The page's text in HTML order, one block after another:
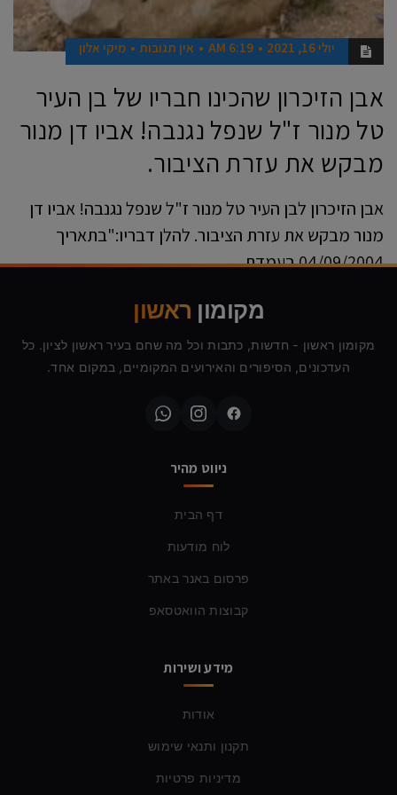
יולי 16, 2021 6:19 AM אין תגובות מיקי אלון
אבן הזיכרון שהכינו חבריו של בן העיר
טל מנור ז"ל שנפל נגנבה! אביו דן מנור
מבקש את עזרת הציבור.
אבן הזיכרון לבן העיר טל מנור ז"ל שנפל נגנבה! אביו דן
מנור מבקש את עזרת הציבור. להלן דבריו:"בתאריך
04/09/2004 בעמדת
מקומון ראשון
מקומון ראשון - חדשות, כתבות וכל מה שחם בעיר ראשון לציון. כל
העדכונים, הסיפורים והאירועים המקומיים, במקום אחד.
ניווט מהיר
דף הבית
לוח מודעות
פרסום באנר באתר
קבוצות הוואטסאפ
מידע ושירות
אודות
תקנון ותנאי שימוש
מדיניות פרטיות